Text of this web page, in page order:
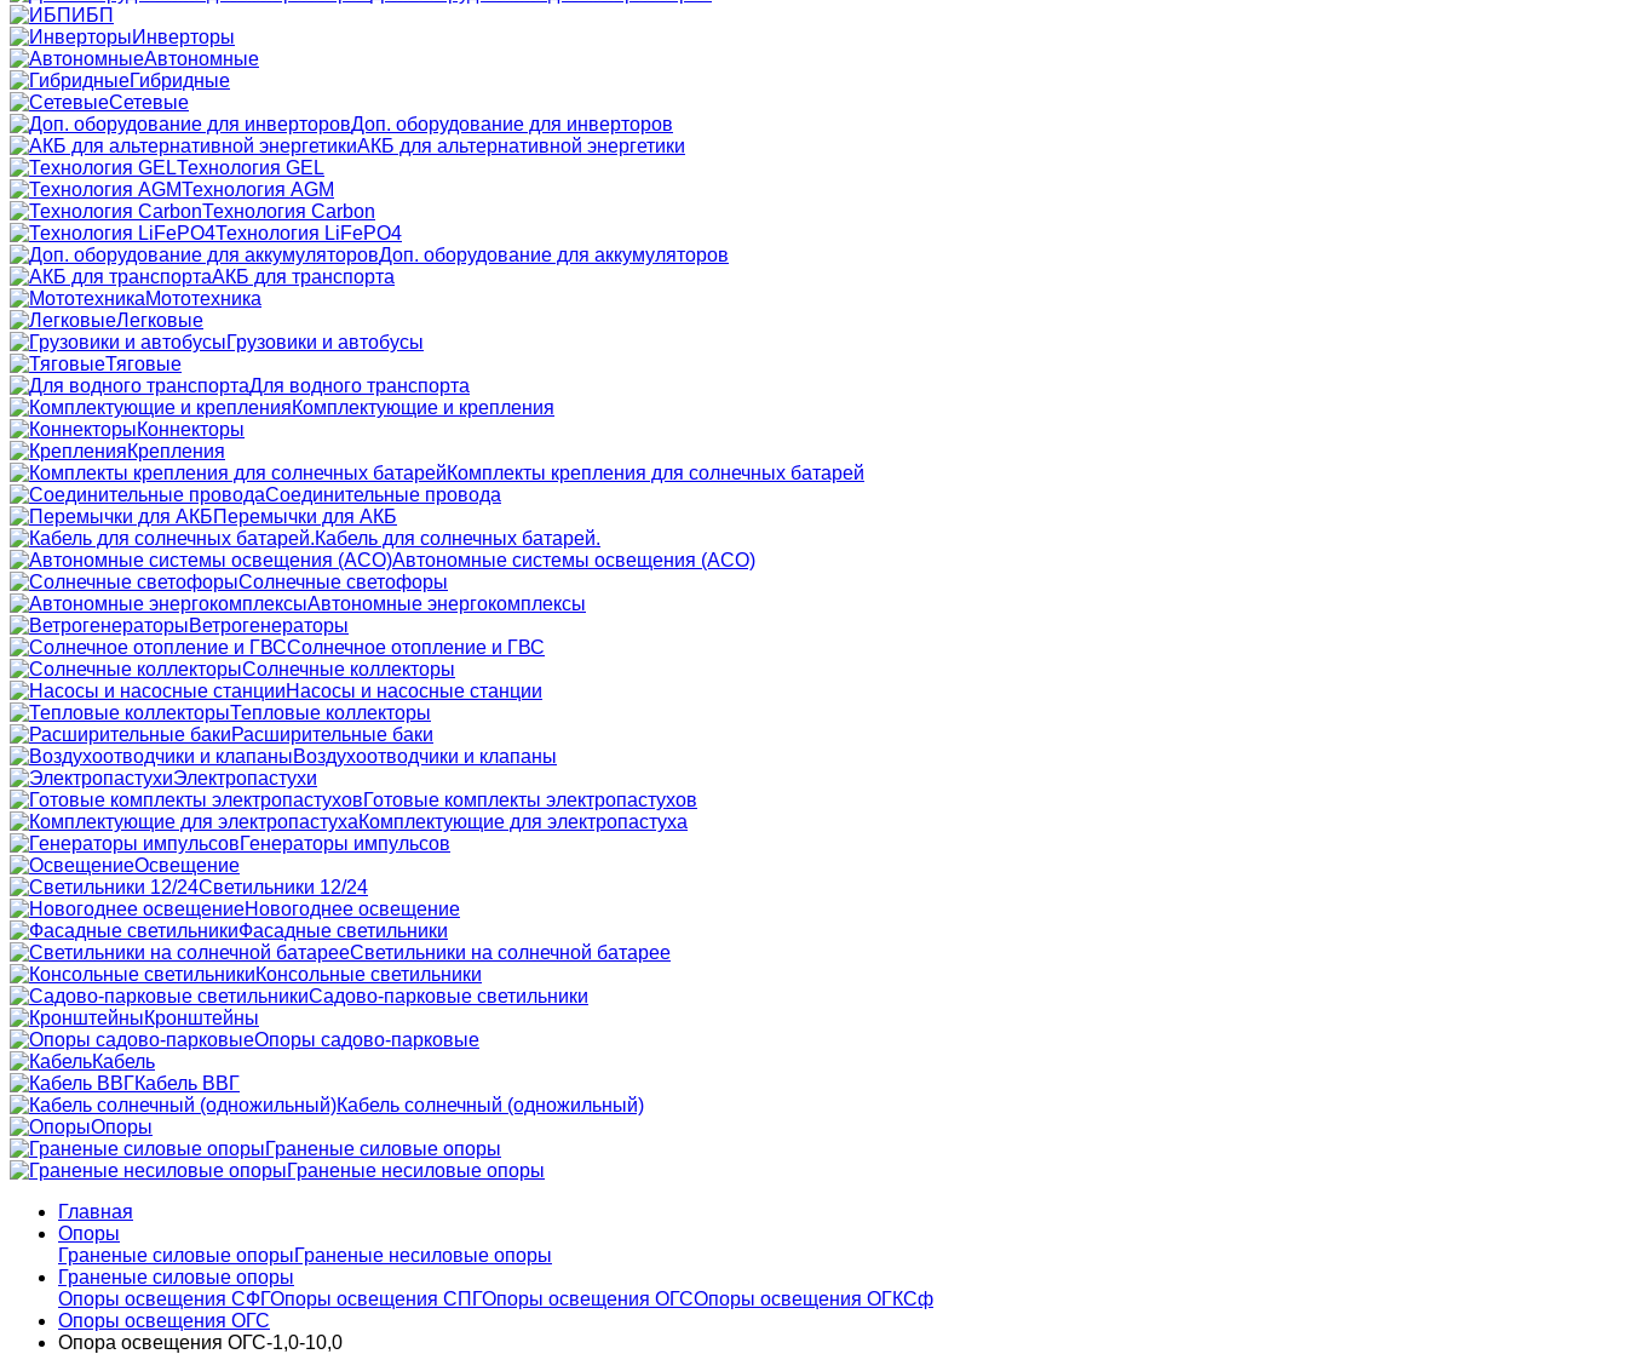
ИБП
Инверторы
Автономные
Гибридные
Сетевые
Доп. оборудование для инверторов
АКБ для альтернативной энергетики
Технология GEL
Технология AGM
Технология Carbon
Технология LiFePO4
Доп. оборудование для аккумуляторов
АКБ для транспорта
Мототехника
Легковые
Грузовики и автобусы
Тяговые
Для водного транспорта
Комплектующие и крепления
Коннекторы
Крепления
Комплекты крепления для солнечных батарей
Соединительные провода
Перемычки для АКБ
Кабель для солнечных батарей.
Автономные системы освещения (АСО)
Солнечные светофоры
Автономные энергокомплексы
Ветрогенераторы
Солнечное отопление и ГВС
Солнечные коллекторы
Насосы и насосные станции
Тепловые коллекторы
Расширительные баки
Воздухоотводчики и клапаны
Электропастухи
Готовые комплекты электропастухов
Комплектующие для электропастуха
Генераторы импульсов
Освещение
Светильники 12/24
Новогоднее освещение
Фасадные светильники
Светильники на солнечной батарее
Консольные светильники
Садово-парковые светильники
Кронштейны
Опоры садово-парковые
Кабель
Кабель ВВГ
Кабель солнечный (одножильный)
Опоры
Граненые силовые опоры
Граненые несиловые опоры
Главная
Опоры
Граненые силовые опорыГраненые несиловые опоры
Граненые силовые опоры
Опоры освещения СФГОпоры освещения СПГОпоры освещения ОГСОпоры освещения ОГКСф
Опоры освещения ОГС
Опора освещения ОГС-1,0-10,0